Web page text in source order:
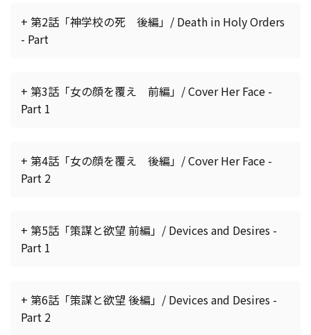
+ 第2話「神学校の死 後編」/ Death in Holy Orders
- Part
+ 第3話「女の顔を覆え 前編」/ Cover Her Face -
Part 1
+ 第4話「女の顔を覆え 後編」/ Cover Her Face -
Part 2
+ 第5話「策謀と欲望 前編」/ Devices and Desires -
Part 1
+ 第6話「策謀と欲望 後編」/ Devices and Desires -
Part 2